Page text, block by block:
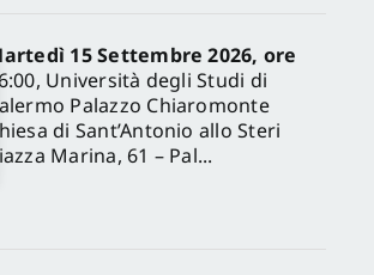
15 Settembre 2026, ore
Università degli Studi di
Palazzo Chiaromonte
di Sant’Antonio allo Steri
Marina, 61 – Pal...